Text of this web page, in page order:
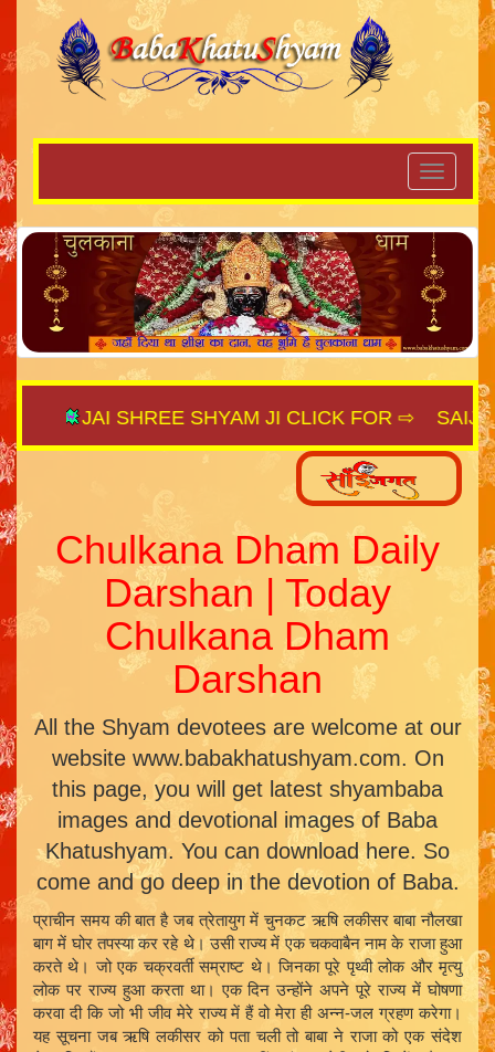
JAI SHREE SHYAM JI CLICK FOR ⇨
Chulkana Dham Daily
Darshan | Today
Chulkana Dham
Darshan
All the Shyam devotees are welcome at our
website www.babakhatushyam.com. On
this page, you will get latest shyambaba
images and devotional images of Baba
Khatushyam. You can download here. So
come and go deep in the devotion of Baba.
प्राचीन समय की बात है जब त्रेतायुग में चुनकट ऋषि लकीसर बाबा नौलखा
बाग में घोर तपस्या कर रहे थे। उसी राज्य में एक चकवाबैन नाम के राजा हुआ
करते थे। जो एक चक्रवर्ती सम्राष्ट थे। जिनका पूरे पृथ्वी लोक और मृत्यु
लोक पर राज्य हुआ करता था। एक दिन उन्होंने अपने पूरे राज्य में घोषणा
करवा दी कि जो भी जीव मेरे राज्य में हैं वो मेरा ही अन्न-जल ग्रहण करेगा।
यह सूचना जब ऋषि लकीसर को पता चली तो बाबा ने राजा को एक संदेश